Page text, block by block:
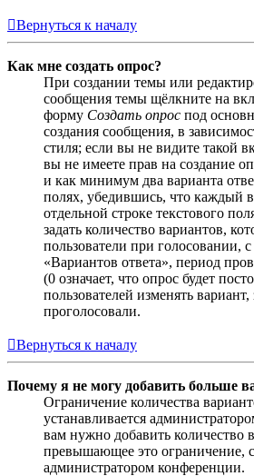
Вернуться к началу
Как мне создать опрос?
При создании темы или
сообщения темы щёлкните на
форму Создать опрос под
создания сообщения, в
стиля; если вы не видите такой
вы не имеете прав на создание
и как минимум два варианта
полях, убедившись, что каждый
отдельной строке текстового
задать количество вариантов,
пользователи при голосовании,
«Вариантов ответа», период
(0 означает, что опрос будет
пользователей изменять
проголосовали.
Вернуться к началу
Почему я не могу добавить больше
Ограничение количества
устанавливается
вам нужно добавить количество
превышающее это ограничение,
администратором конференции.